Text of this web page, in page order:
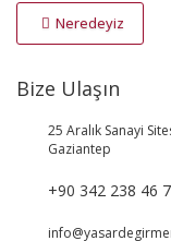
Neredeyiz
Bize Ulaşın
25 Aralık Sanayi
Gaziantep
+90 342 238 46